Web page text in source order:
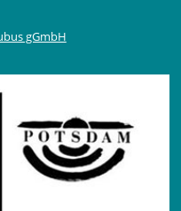
gGmbH